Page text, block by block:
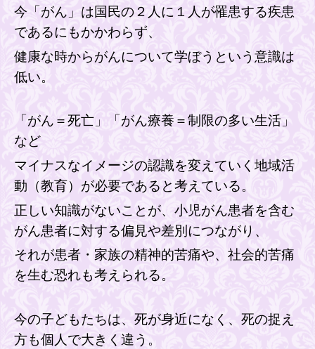
今「がん」は国民の２人に１人が罹患する疾患
であるにもかかわらず、
健康な時からがんについて学ぼうという意識は
低い。
「 がん＝死亡」「がん療養＝制限の多い生活」
など
マイナスなイメージの認識を変えていく地域活
動（教育）が必要であると考えている。
正しい知識がないことが、小児がん患者を含む
がん患者に対する偏見や差別につながり、
それが患者・家族の精神的苦痛や、社会的苦痛
を生む恐れも考えられる。
今の子どもたちは、死が身近になく、死の捉え
方も個人で大きく違う 。